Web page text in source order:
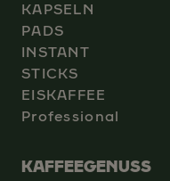
KAPSELN
PADS
INSTANT
STICKS
EISKAFFEE
Professional
KAFFEEGENUSS